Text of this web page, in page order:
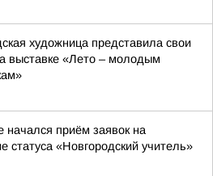
художница представила свои
выставке «Лето – молодым
начался приём заявок на
статуса «Новгородский учитель»